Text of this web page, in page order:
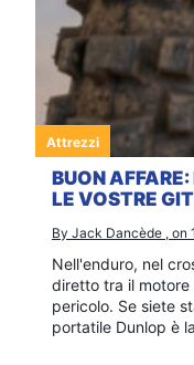
Attrezzi
BUON
LE VOSTRE
By Jack Dancède , on
Nell'enduro, nel
diretto tra il motore
pericolo. Se siete
portatile Dunlop è